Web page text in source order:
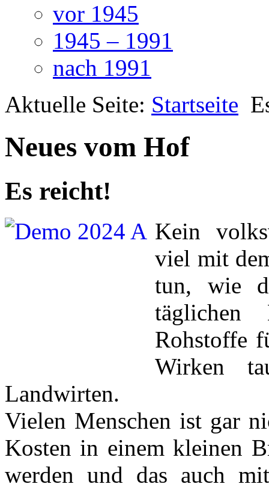
vor 1945
1945 – 1991
nach 1991
Aktuelle Seite: Startseite
Neues vom Hof
Es reicht!
Kein
viel mit
tun, wie
täglichen
Rohstoffe
Wirken
Landwirten.
Vielen Menschen ist gar
Kosten in einem kleinen
werden und das auch